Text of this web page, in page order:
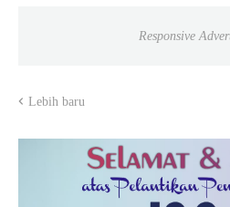
Responsive
Lebih baru